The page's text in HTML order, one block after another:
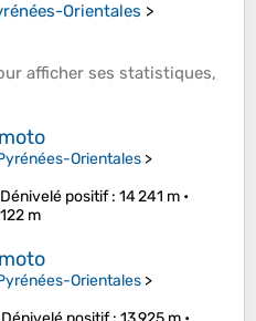
Orientales >
afficher ses statistiques,
Orientales >
Dénivelé positif: 14 241 m •
m
Orientales >